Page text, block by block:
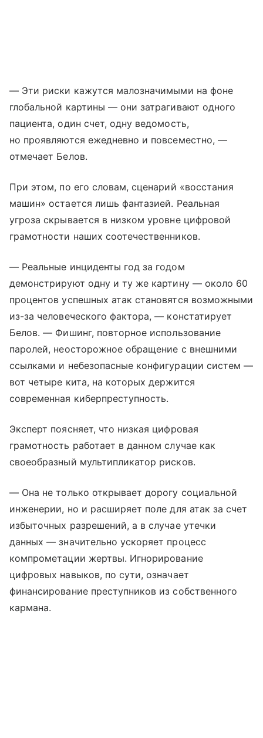
— Эти риски кажутся малозначимыми на фоне
глобальной картины — они затрагивают одного
пациента, один счет, одну ведомость,
но проявляются ежедневно и повсеместно, —
отмечает Белов.
При этом, по его словам, сценарий «восстания
машин» остается лишь фантазией. Реальная
угроза скрывается в низком уровне цифровой
грамотности наших соотечественников.
— Реальные инциденты год за годом
демонстрируют одну и ту же картину — около 60
процентов успешных атак становятся возможными
из-за человеческого фактора, — констатирует
Белов. — Фишинг, повторное использование
паролей, неосторожное обращение с внешними
ссылками и небезопасные конфигурации систем —
вот четыре кита, на которых держится
современная киберпреступность.
Эксперт поясняет, что низкая цифровая
грамотность работает в данном случае как
своеобразный мультипликатор рисков.
— Она не только открывает дорогу социальной
инженерии, но и расширяет поле для атак за счет
избыточных разрешений, а в случае утечки
данных — значительно ускоряет процесс
компрометации жертвы. Игнорирование
цифровых навыков, по сути, означает
финансирование преступников из собственного
кармана.